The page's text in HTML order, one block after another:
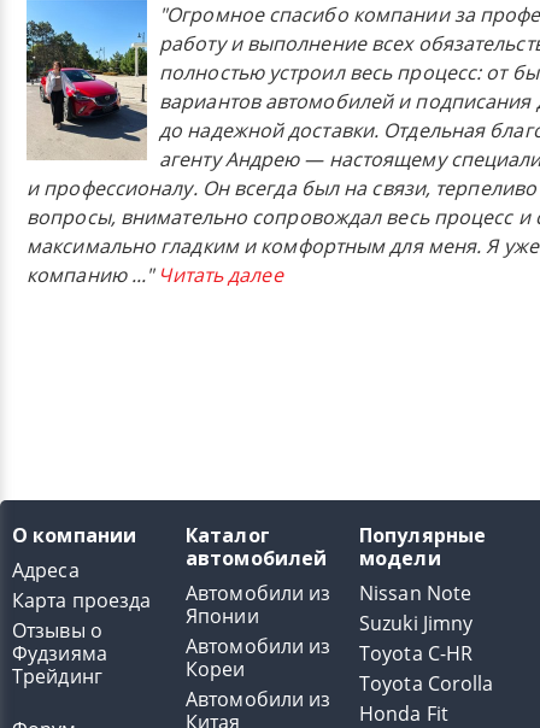
"Огромное спасибо компании за
работу и выполнение всех
полностью устроил весь процесс: от
вариантов автомобилей и подписания
до надежной доставки. Отдельная
агенту Андрею — настоящему
и профессионалу. Он всегда был на связи,
вопросы, внимательно сопровождал весь процесс и
максимально гладким и комфортным для меня. Я
компанию..." Читать далее
О компании
Адреса
Карта проезда
Отзывы о
Фудзияма
Трейдинг
Каталог
автомобилей
Автомобили из
Японии
Автомобили из
Кореи
Автомобили из
Китая
Популярные
модели
Nissan Note
Suzuki Jimny
Toyota C-HR
Toyota Corolla
Honda Fit